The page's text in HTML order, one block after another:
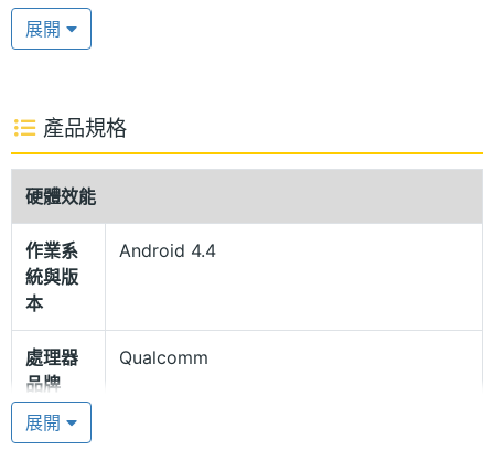
石水晶打造，搭配 4.7 吋觸控螢幕、1,920 x
1,080pixels 螢幕解析度，細膩的色彩，讓使用者能體
Vertu Aster 搭配經典性的元素，例如傳統鈦金屬的 V
聽枕、簡潔的水平線條與幾何圖形。手機堅固的垂直
側面是將鈦金屬中間鏤空，透過不同的技術處理表
面，令手機輪廓活現，同時讓手機易於放置在手中。
手機側面減卻了筆直剛硬的線條，帶出更為柔和的美
感，細緻輕柔的流線型外殼以 5 級鈦金屬打造，經過
打磨及拋光處理，令線條更為優美。剛硬的鈦金屬搭
配從歐洲頂級皮革廠採購的天然紋理鴕鳥皮革，令手
機呈現極富質感的對比效果。共有干邑色鴕鳥皮
（Cognac Ostrich）及莓紅色鴕鳥皮（Raspberry
展開
產品規格
硬體效能
作業系
統與版
本
Android 4.4
處理器
品牌
Qualcomm
處理器
展開